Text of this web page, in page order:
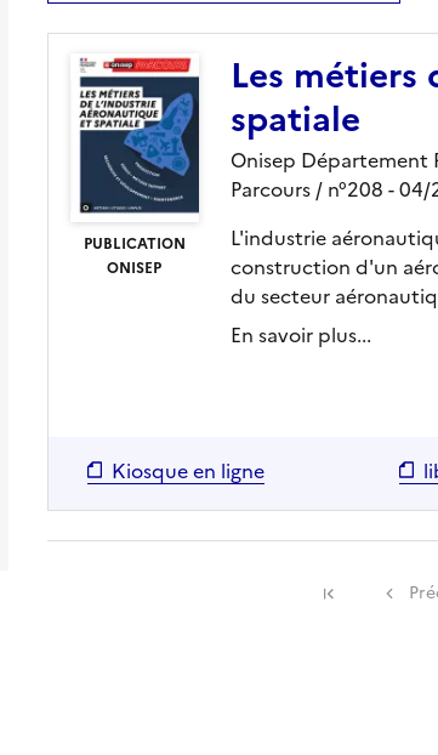
PUBLICATION
ONISEP
Les
spatiale
Onisep Département
Parcours / n°208 - 04/
L'industrie
construction d'un
du secteur
En savoir plus...
Kiosque en ligne